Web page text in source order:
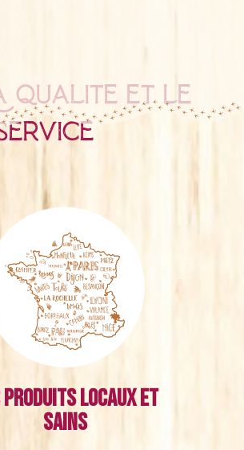
qualité et le
produits locaux et
sains